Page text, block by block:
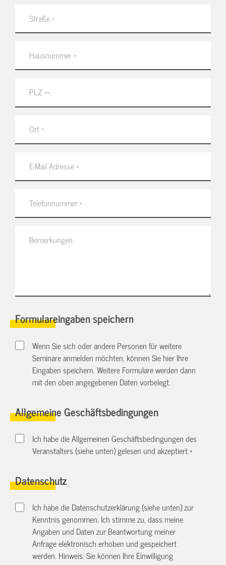
Formulareingaben speichern
Wenn Sie sich oder andere Personen für weitere
Seminare anmelden möchten, können Sie hier Ihre
Eingaben speichern. Weitere Formulare werden dann
mit den oben angegebenen Daten vorbelegt.
Allgemeine Geschäftsbedingungen
Ich habe die Allgemeinen Geschäftsbedingungen des
Veranstalters (siehe unten) gelesen und akzeptiert.*
Datenschutz
Ich habe die Datenschutzerklärung (siehe unten) zur
Kenntnis genommen. Ich stimme zu, dass meine
Angaben und Daten zur Beantwortung meiner
Anfrage elektronisch erhoben und gespeichert
werden. Hinweis: Sie können Ihre Einwilligung